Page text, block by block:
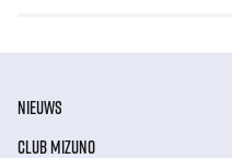
NIEUWS
CLUB MIZUNO